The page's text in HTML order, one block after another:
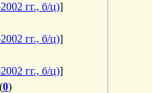
гг., б/ц)]
гг., б/ц)]
гг., б/ц)]
(0)